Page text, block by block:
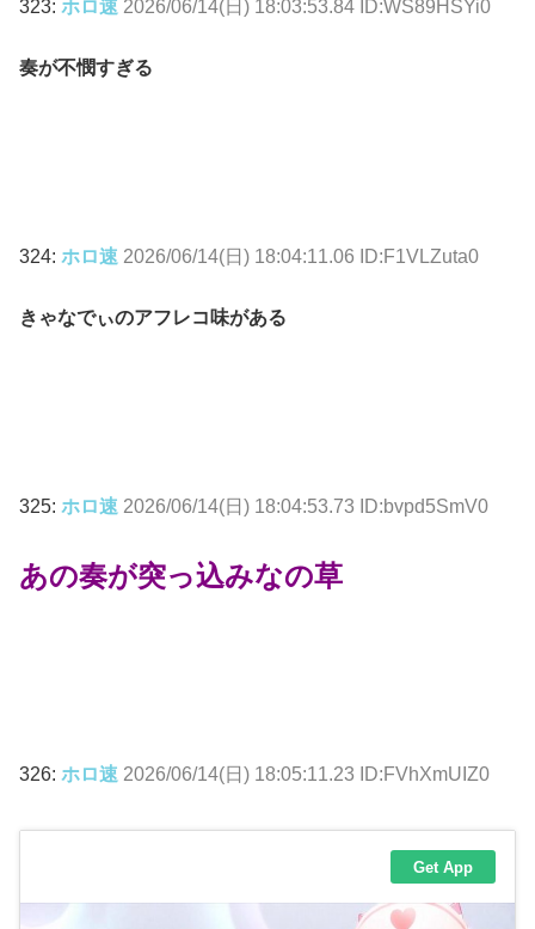
323: ホロ速 2026/06/14(日) 18:03:53.84 ID:WS89HSYi0
奏が不憫すぎる
324: ホロ速 2026/06/14(日) 18:04:11.06 ID:F1VLZuta0
きゃなでぃのアフレコ味がある
325: ホロ速 2026/06/14(日) 18:04:53.73 ID:bvpd5SmV0
あの奏が突っ込みなの草
326: ホロ速 2026/06/14(日) 18:05:11.23 ID:FVhXmUIZ0